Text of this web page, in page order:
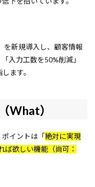
を新規導入し、顧客情報
入力工数を50%削減」
ます。
What）
ポイントは「絶対に実現
ば欲しい機能（尚可：